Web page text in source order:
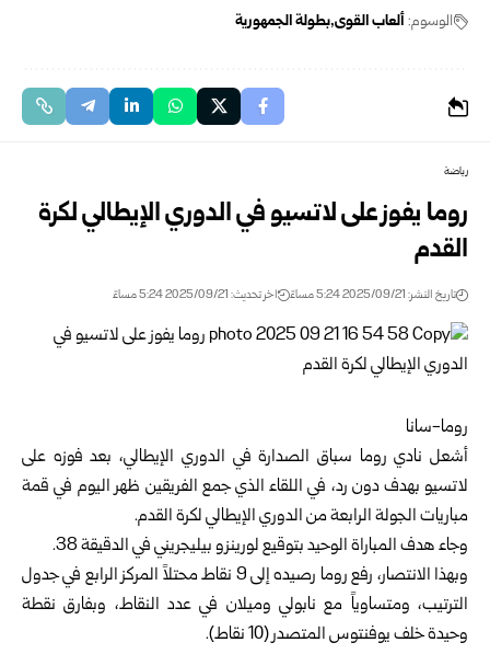
الوسوم: ألعاب القوى بطولة الجمهورية
رياضة
روما يفوز على لاتسيو في الدوري الإيطالي لكرة
القدم
تاريخ النشر: 2025/09/21 5:24 مساءً اخر تحديث: 2025/09/21 5:24 مساءً
روما-سانا
أشعل نادي روما سباق الصدارة في الدوري الإيطالي، بعد فوزه على
لاتسيو بهدف دون رد، في اللقاء الذي جمع الفريقين ظهر اليوم في قمة
مباريات الجولة الرابعة من الدوري الإيطالي لكرة القدم.
وجاء هدف المباراة الوحيد بتوقيع لورينزو بيليجريني في الدقيقة 38.
وبهذا الانتصار، رفع روما رصيده إلى 9 نقاط محتلاً المركز الرابع في جدول
الترتيب، ومتساوياً مع نابولي وميلان في عدد النقاط، وبفارق نقطة
وحيدة خلف يوفنتوس المتصدر (10 نقاط).